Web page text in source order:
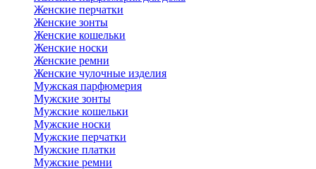
Женские перчатки
Женские зонты
Женские кошельки
Женские носки
Женские ремни
Женские чулочные изделия
Мужская парфюмерия
Мужские зонты
Мужские кошельки
Мужские носки
Мужские перчатки
Мужские платки
Мужские ремни